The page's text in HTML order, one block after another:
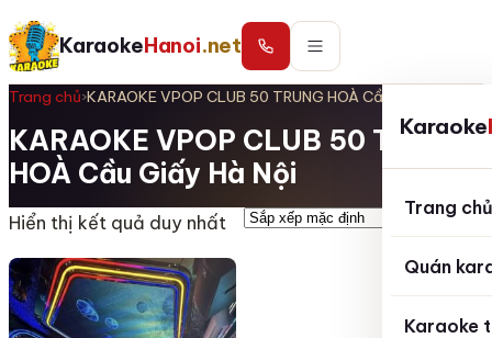
KaraokeHanoi.net
Karaoke
Trang chủ
Quán
Karaoke
Trang chủ›KARAOKE VPOP CLUB 50 TRUNG HOÀ Cầu Giấy Hà Nội
KARAOKE VPOP CLUB 50 TRUNG
HOÀ Cầu Giấy Hà Nội
Hiển thị kết quả duy nhất